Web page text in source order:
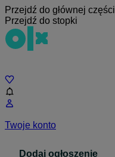
Przejdź do głównej części
Przejdź do stopki
Twoje konto
Dodaj ogłoszenie